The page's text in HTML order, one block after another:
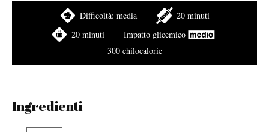
Difficoltà: media
20 minuti
20 minuti
Impatto glicemico
300 chilocalorie
Ingredienti